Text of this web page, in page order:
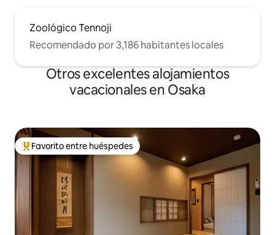
Zoológico Tennoji
Recomendado por 3,186 habitantes locales
Otros excelentes alojamientos
vacacionales en Osaka
De los mejores en Favorito entre huéspedes
Favorito entre huéspedes